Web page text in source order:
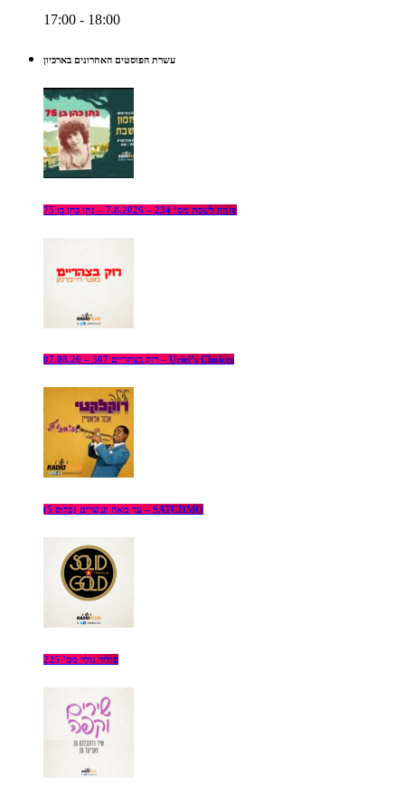
17:00 - 18:00
עשרת הפוסטים האחרונים בארכיון
פזמון לשבת מס’ 234 – 7.8.2026 – נתן כהן בן 75
רוק בצהריים 307 – 07.08.26 – Uriel’s Choices
עד מאה ועשרים (פלוס 5) – SATCHMO
סוליד גולד מס’ 225